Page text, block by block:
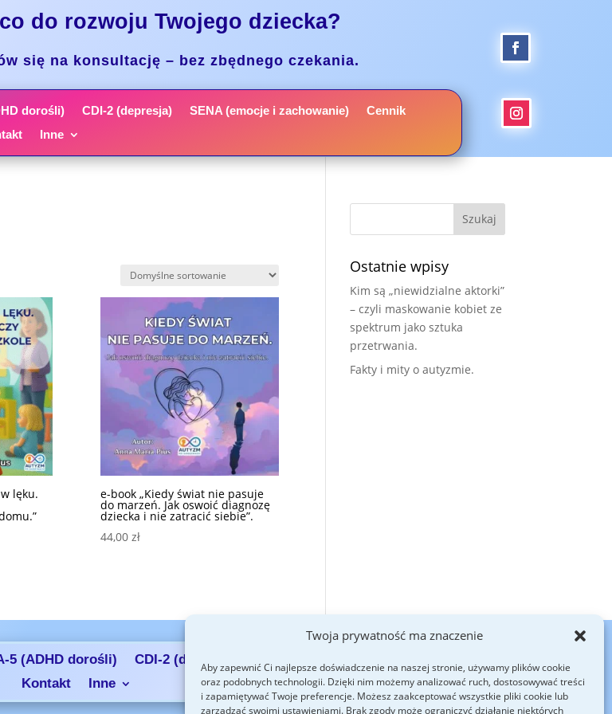
Twoja prywatność ma znaczenie
Aby zapewnić Ci najlepsze doświadczenie na naszej stronie, używamy plików cookie
oraz podobnych technologii. Dzięki nim możemy analizować ruch, dostosowywać treści
i zapamiętywać Twoje preferencje. Możesz zaakceptować wszystkie pliki cookie lub
zarządzać swoimi ustawieniami. Brak zgody może ograniczyć działanie niektórych
do rozwoju Twojego dziecka?
się na konsultację – bez zbędnego czekania.
dorośli) CDI-2 (depresja) SENA (emocje i zachowanie)
Cennik
Inne
lęku. e-book „Kiedy świat nie pasuje
do marzeń. Jak oswoić diagnozę
dziecka i nie zatracić siebie”.
44,00 zł
Ostatnie wpisy
Kim są „niewidzialne aktorki”
– czyli maskowanie kobiet ze
spektrum jako sztuka
przetrwania.
Fakty i mity o autyzmie.
5 (ADHD dorośli) CDI-2 (depresja)
Kontakt
Inne